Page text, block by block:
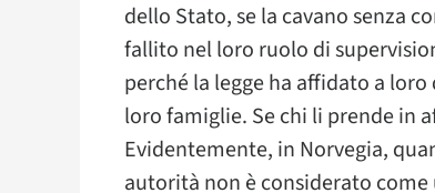
dello Stato, se la cavano senza
fallito nel loro ruolo di
perché la legge ha affidato a
loro famiglie. Se chi li prende in
Evidentemente, in Norvegia,
autorità non è considerato come